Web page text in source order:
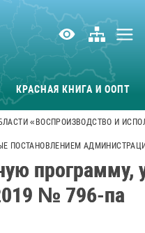
КРАСНАЯ КНИГА И ООПТ
«ВОСПРОИЗВОДСТВО И
ПОСТАНОВЛЕНИЕМ
№ 796-па